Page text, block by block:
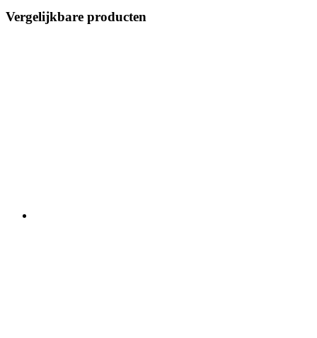
Vergelijkbare producten